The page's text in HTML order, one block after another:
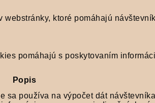
ktoré pomáhajú
pomáhajú s poskytovaním
Popis
používa na výpočet dát